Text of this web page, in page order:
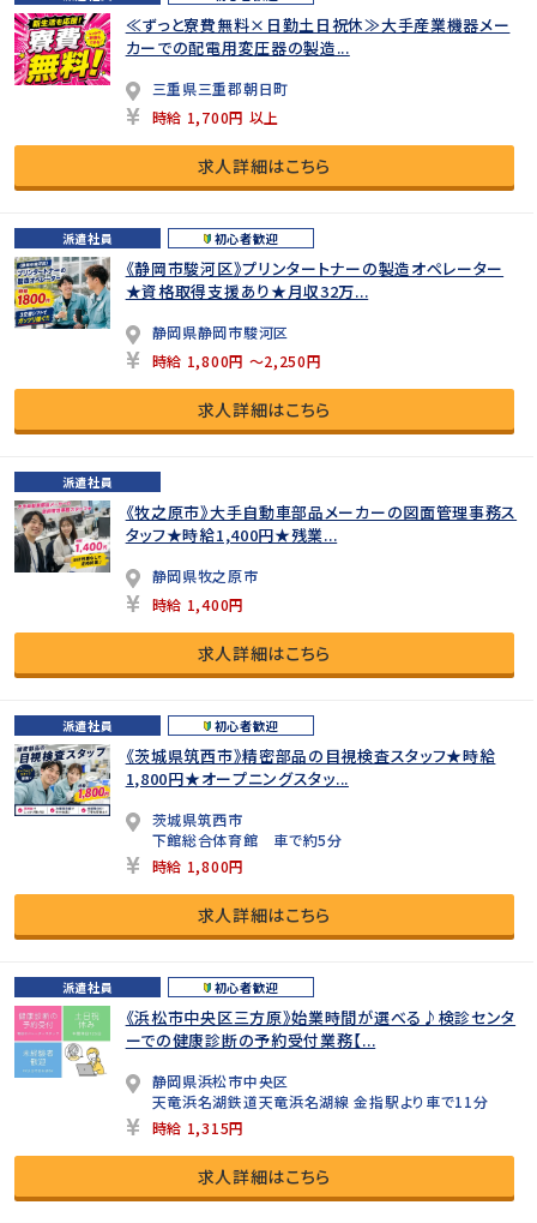
≪ずっと寮費無料×日勤土日祝休≫大手産業機器メー
カーでの配電用変圧器の製造...
三重県三重郡朝日町
時給 1,700円 以上
求人詳細はこちら
派遣社員 初心者歓迎
《静岡市駿河区》プリンタートナーの製造オペレーター
★資格取得支援あり★月収32万...
静岡県静岡市駿河区
時給 1,800円 ～2,250円
求人詳細はこちら
派遣社員
《牧之原市》大手自動車部品メーカーの図面管理事務ス
タッフ★時給1,400円★残業...
静岡県牧之原市
時給 1,400円
求人詳細はこちら
派遣社員 初心者歓迎
《茨城県筑西市》精密部品の目視検査スタッフ★時給
1,800円★オープニングスタッ...
茨城県筑西市
下館総合体育館 車で約5分
時給 1,800円
求人詳細はこちら
派遣社員 初心者歓迎
《浜松市中央区三方原》始業時間が選べる♪検診センタ
ーでの健康診断の予約受付業務【...
静岡県浜松市中央区
天竜浜名湖鉄道天竜浜名湖線 金指駅より車で11分
時給 1,315円
求人詳細はこちら